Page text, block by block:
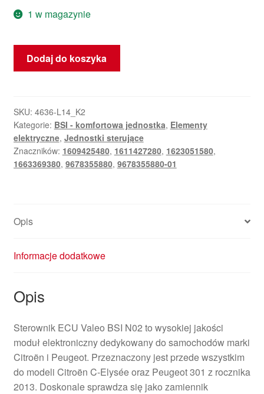
1 w magazynie
ilość
Sterownik
BSI
N02
9678355880
Dodaj do koszyka
SKU: 4636-L14_K2
Kategorie: BSI - komfortowa jednostka, Elementy
elektryczne, Jednostki sterujące
Znaczników: 1609425480, 1611427280, 1623051580,
1663369380, 9678355880, 9678355880-01
Opis
Informacje dodatkowe
Opis
Sterownik ECU Valeo BSI N02 to wysokiej jakości
moduł elektroniczny dedykowany do samochodów marki
Citroën i Peugeot. Przeznaczony jest przede wszystkim
do modeli Citroën C-Elysée oraz Peugeot 301 z rocznika
2013. Doskonale sprawdza się jako zamiennik